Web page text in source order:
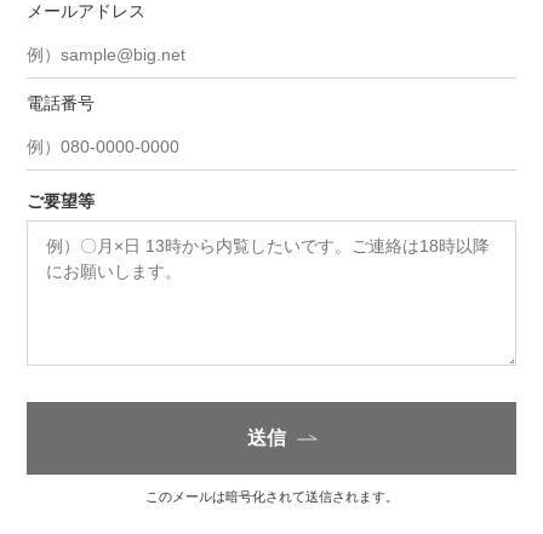
メールアドレス
電話番号
ご要望等
送信
このメールは暗号化されて送信されます。